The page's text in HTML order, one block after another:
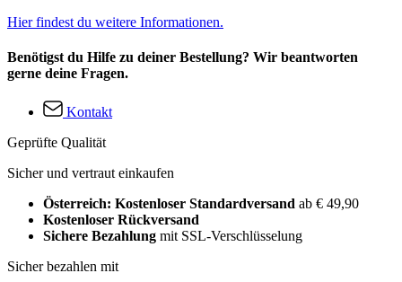
Hier findest du weitere Informationen.
Benötigst du Hilfe zu deiner Bestellung? Wir beantworten
gerne deine Fragen.
Kontakt
Geprüfte Qualität
Sicher und vertraut einkaufen
Österreich: Kostenloser Standardversand ab € 49,90
Kostenloser Rückversand
Sichere Bezahlung mit SSL-Verschlüsselung
Sicher bezahlen mit